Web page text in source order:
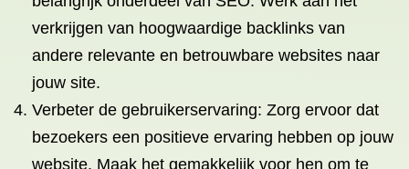
verkrijgen van hoogwaardige backlinks van
andere relevante en betrouwbare websites naar
jouw site.
Verbeter de gebruikerservaring: Zorg ervoor dat
bezoekers een positieve ervaring hebben op jouw
website. Maak het gemakkelijk voor hen om te